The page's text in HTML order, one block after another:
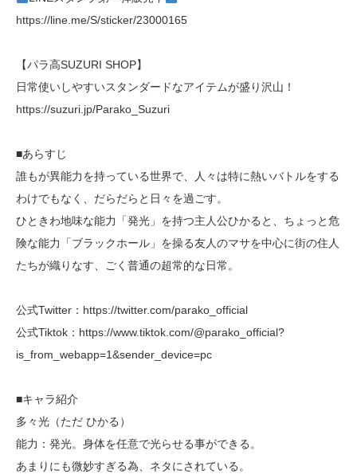
https://line.me/S/sticker/23000165
【パラ高SUZURI SHOP】
日常使いしやすいスタンダードなアイテムが盛り沢山！
https://suzuri.jp/Parako_Suzuri
■あらすじ
誰もが異能力を持っている世界で、人々は特に熱いバトルをする
わけでもなく、だらだらと日々を過ごす。
ひときわ地味な能力「発光」を持つ主人公ひかると、ちょっと危
険な能力「ブラックホール」を操る友人のマサを中心に街の住人
たちが織りなす、ごく普通の超常的な日常。
公式Twitter：https://twitter.com/parako_official
公式Tiktok：https://www.tiktok.com/@parako_official?
is_from_webapp=1&sender_device=pc
■キャラ紹介
多々光（ただ ひかる）
能力：発光。身体を任意で光らせる事ができる。
あまりにも微妙すぎる為、ネタにされている。